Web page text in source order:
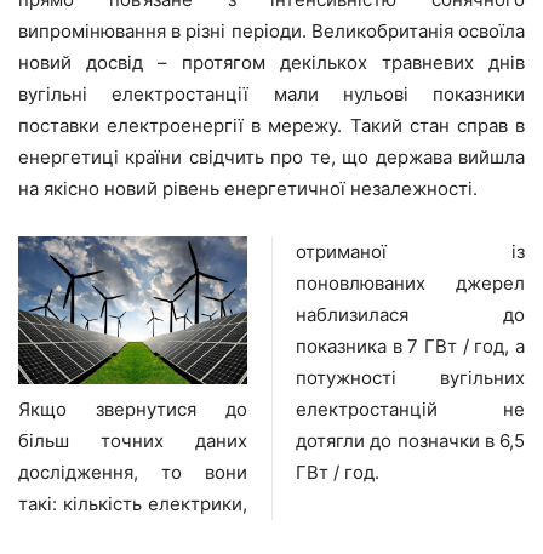
випромінювання в різні періоди. Великобританія освоїла
новий досвід – протягом декількох травневих днів
вугільні електростанції мали нульові показники
поставки електроенергії в мережу. Такий стан справ в
енергетиці країни свідчить про те, що держава вийшла
на якісно новий рівень енергетичної незалежності.
Якщо звернутися до
більш точних даних
дослідження, то вони
такі: кількість електрики,
отриманої із
поновлюваних джерел
наблизилася до
показника в 7 ГВт / год, а
потужності вугільних
електростанцій не
дотягли до позначки в 6,5
ГВт / год.